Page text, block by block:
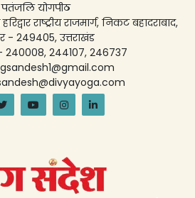
पतंजलि योगपीठ
राष्ट्रीय राजमार्ग, निकट बहादराबाद,
- 249405, उत्तराखंड
240008, 244107, 246737